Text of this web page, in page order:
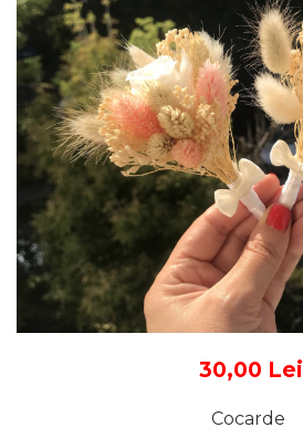
Tablou cu licheni Prietena
Tablou licheni pentru Barbati
Tablouri 40/30
Tablouri cu licheni pe canvas
Tablouri cu licheni pentru Nasi
si Fini
Tablouri fluturi
30,00 Lei
Cocarde